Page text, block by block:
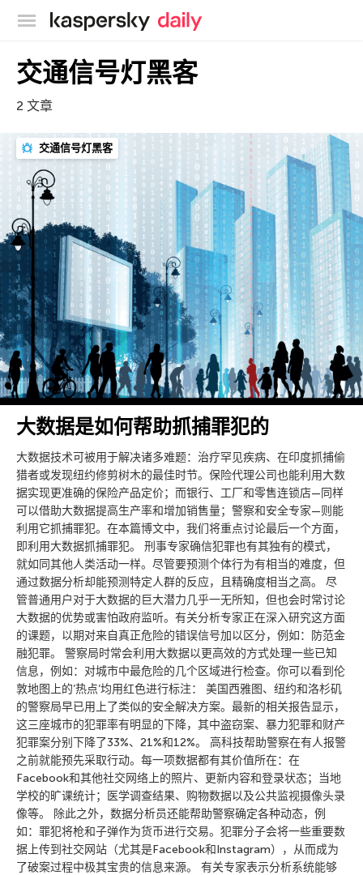
卡巴斯基官方博客
交通信号灯黑客
2 文章
交通信号灯黑客
大数据是如何帮助抓捕罪犯的
大数据技术可被用于解决诸多难题：治疗罕见疾病、在印度抓捕偷
猎者或发现纽约修剪树木的最佳时节。保险代理公司也能利用大数
据实现更准确的保险产品定价；而银行、工厂和零售连锁店—同样
可以借助大数据提高生产率和增加销售量；警察和安全专家—则能
利用它抓捕罪犯。在本篇博文中，我们将重点讨论最后一个方面，
即利用大数据抓捕罪犯。 刑事专家确信犯罪也有其独有的模式，
就如同其他人类活动一样。尽管要预测个体行为有相当的难度，但
通过数据分析却能预测特定人群的反应，且精确度相当之高。 尽
管普通用户对于大数据的巨大潜力几乎一无所知，但也会时常讨论
大数据的优势或害怕政府监听。有关分析专家正在深入研究这方面
的课题，以期对来自真正危险的错误信号加以区分，例如：防范金
融犯罪。 警察局时常会利用大数据以更高效的方式处理一些已知
信息，例如：对城市中最危险的几个区域进行检查。你可以看到伦
敦地图上的’热点’均用红色进行标注： 美国西雅图、纽约和洛杉矶
的警察局早已用上了类似的安全解决方案。最新的相关报告显示，
这三座城市的犯罪率有明显的下降，其中盗窃案、暴力犯罪和财产
犯罪案分别下降了33%、21%和12%。 高科技帮助警察在有人报警
之前就能预先采取行动。每一项数据都有其价值所在：在
Facebook和其他社交网络上的照片、更新内容和登录状态；当地
学校的旷课统计；医学调查结果、购物数据以及公共监视摄像头录
像等。 除此之外，数据分析员还能帮助警察确定各种动态，例
如：罪犯将枪和子弹作为货币进行交易。犯罪分子会将一些重要数
据上传到社交网站（尤其是Facebook和Instagram），从而成为
了破案过程中极其宝贵的信息来源。 有关专家表示分析系统能够